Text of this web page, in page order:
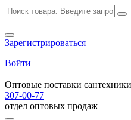
Зарегистрироваться
Войти
Оптовые поставки сантехники
307-00-77
отдел оптовых продаж